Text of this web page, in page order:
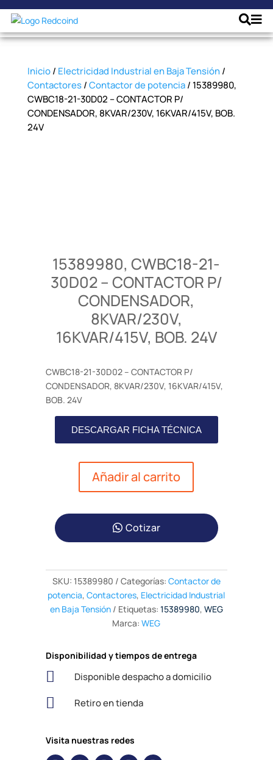
Inicio/ Electricidad Industrial en Baja Tensión/
Contactores/Contactor de potencia/ 15389980,
CWBC18-21-30D02 – CONTACTOR P/
CONDENSADOR, 8KVAR/230V, 16KVAR/415V, BOB.
24V
15389980, CWBC18-21-
30D02 – CONTACTOR P/
CONDENSADOR,
8KVAR/230V,
16KVAR/415V, BOB. 24V
CWBC18-21-30D02 – CONTACTOR P/
CONDENSADOR, 8KVAR/230V, 16KVAR/415V,
BOB. 24V
DESCARGAR FICHA TÉCNICA
Añadir al carrito
Cotizar
SKU: 15389980 Categorías: Contactor de
potencia,Contactores, Electricidad Industrial
en Baja Tensión
Etiquetas: 15389980, WEG
Marca:WEG
Disponibilidad y tiempos de entrega
 Disponible despacho a domicilio
 Retiro en tienda
Visita nuestras redes